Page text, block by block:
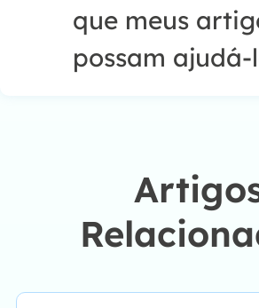
que meus
possam ajudá-
fácil e eficaz."…